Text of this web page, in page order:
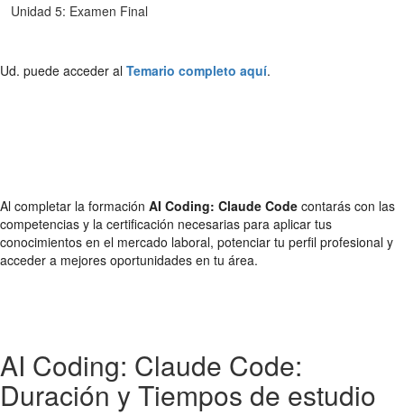
Unidad 5: Examen Final
Ud. puede acceder al Temario completo aquí.
Al completar la formación AI Coding: Claude Code contarás con las
competencias y la certificación necesarias para aplicar tus
conocimientos en el mercado laboral, potenciar tu perfil profesional y
acceder a mejores oportunidades en tu área.
AI Coding: Claude Code:
Duración y Tiempos de estudio